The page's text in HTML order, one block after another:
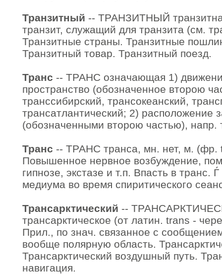
Транзитный -- ТРАНЗИТНЫЙ
транзит, служащий для транзита (см.
Транзитные страны. Транзитные
Транзитный товар. Транзитный поезд.
Транс -- ТРАНС означающая 1)
пространство (обозначенное второю
транссибирский, трансокеанский,
трансатлантический; 2) расположение
(обозначенными второю частью), напр.
Транс -- ТРАНС транса, мн. нет, м. (фр.
Повышенное нервное возбуждение,
гипнозе, экстазе и т.п. Впасть в транс.
медиума во время спиритического
Трансарктический --
трансарктическое (от латин. trans -
Прил., по знач. связанное с
вообще полярную область.
Трансарктический воздушный путь.
навигация.